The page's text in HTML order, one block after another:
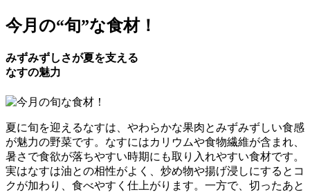
今月の“旬”な食材！
みずみずしさが夏を支える
なすの魅力
夏に旬を迎えるなすは、やわらかな果肉とみずみずしい食感
が魅力の野菜です。なすにはカリウムや食物繊維が含まれ、
暑さで食欲が落ちやすい時期にも取り入れやすい食材です。
実はなすは油との相性がよく、炒め物や揚げ浸しにするとコ
クが加わり、食べやすく仕上がります。一方で、切ったあと